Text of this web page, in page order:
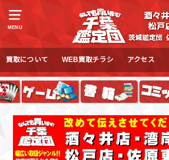
MENU
買取について WEB買取チラシ アクセス